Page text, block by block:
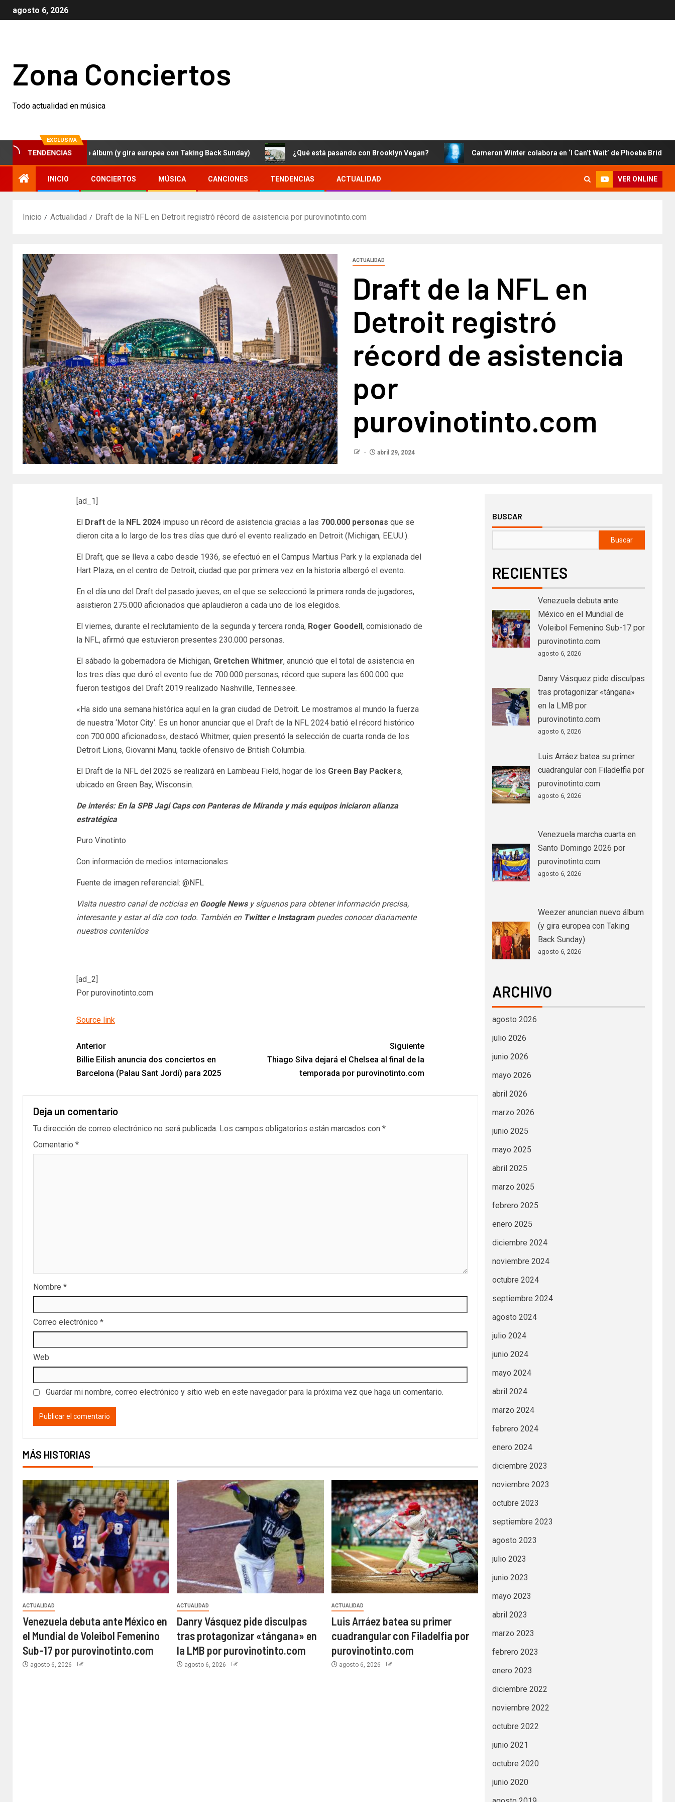
agosto 6, 2026
Zona Conciertos
Todo actualidad en música
EXCLUSIVA
TENDENCIAS
anuncian nuevo álbum (y gira europea con Taking Back Sunday) ¿Qué está pasando con Brooklyn Vegan? Cameron Winter colabora en ‘I Can’t Wait’ de Phoebe Bridgers
INICIO CONCIERTOS MÚSICA CANCIONES TENDENCIAS ACTUALIDAD VER ONLINE
Inicio Actualidad Draft de la NFL en Detroit registró récord de asistencia por purovinotinto.com
ACTUALIDAD
Draft de la NFL en
Detroit registró
récord de asistencia
por
purovinotinto.com
abril 29, 2024
[ad_1]
El Draft de laNFL 2024impuso un récord de asistencia gracias a las 700.000 personas que se
dieron cita a lo largo de los tres días que duró el evento realizado en Detroit (Michigan, EE.UU.).
El Draft, que se lleva a cabo desde 1936, se efectuó en el Campus Martius Park y la explanada del
Hart Plaza, en el centro de Detroit, ciudad que por primera vez en la historia albergó el evento.
En el día uno del Draft del pasado jueves, en el que se seleccionó la primera ronda de jugadores,
asistieron 275.000 aficionados que aplaudieron a cada uno de los elegidos.
El viernes, durante el reclutamiento de la segunda y tercera ronda, Roger Goodell , comisionado de
la NFL, afirmó que estuvieron presentes 230.000 personas.
El sábado la gobernadora de Michigan, Gretchen Whitmer, anunció que el total de asistencia en
los tres días que duró el evento fue de 700.000 personas, récord que supera las 600.000 que
fueron testigos del Draft 2019 realizado Nashville, Tennessee.
«Ha sido una semana histórica aquí en la gran ciudad de Detroit. Le mostramos al mundo la fuerza
de nuestra ‘Motor City’. Es un honor anunciar que el Draft de la NFL 2024 batió el récord histórico
con 700.000 aficionados», destacó Whitmer, quien presentó la selección de cuarta ronda de los
Detroit Lions, Giovanni Manu, tackle ofensivo de British Columbia.
El Draft de la NFL del 2025 se realizará en Lambeau Field, hogar de los Green Bay Packers,
ubicado en Green Bay, Wisconsin.
De interés: En la SPB Jagi Caps con Panteras de Miranda y más equipos iniciaron alianza
estratégica
Puro Vinotinto
Con información de medios internacionales
Fuente de imagen referencial: @NFL
Visita nuestro canal de noticias en Google Newsy síguenos para obtener información precisa,
interesante y estar al día con todo. También en TwittereInstagrampuedes conocer diariamente
nuestros contenidos
[ad_2]
Por purovinotinto.com
Source link
Anterior
Billie Eilish anuncia dos conciertos en
Barcelona (Palau Sant Jordi) para 2025
Siguiente
Thiago Silva dejará el Chelsea al final de la
temporada por purovinotinto.com
Deja un comentario
Tu dirección de correo electrónico no será publicada. Los campos obligatorios están marcados con *
Comentario *
Nombre *
Correo electrónico *
Web
Guardar mi nombre, correo electrónico y sitio web en este navegador para la próxima vez que haga un comentario.
MÁS HISTORIAS
ACTUALIDAD
Venezuela debuta ante México en
el Mundial de Voleibol Femenino
Sub-17 por purovinotinto.com
agosto 6, 2026
ACTUALIDAD
Danry Vásquez pide disculpas
tras protagonizar «tángana» en
la LMB por purovinotinto.com
agosto 6, 2026
ACTUALIDAD
Luis Arráez batea su primer
cuadrangular con Filadelfia por
purovinotinto.com
agosto 6, 2026
BUSCAR
Buscar
RECIENTES
Venezuela debuta ante
México en el Mundial de
Voleibol Femenino Sub-17 por
purovinotinto.com
agosto 6, 2026
Danry Vásquez pide disculpas
tras protagonizar «tángana»
en la LMB por
purovinotinto.com
agosto 6, 2026
Luis Arráez batea su primer
cuadrangular con Filadelfia por
purovinotinto.com
agosto 6, 2026
Venezuela marcha cuarta en
Santo Domingo 2026 por
purovinotinto.com
agosto 6, 2026
Weezer anuncian nuevo álbum
(y gira europea con Taking
Back Sunday)
agosto 6, 2026
ARCHIVO
agosto 2026
julio 2026
junio 2026
mayo 2026
abril 2026
marzo 2026
junio 2025
mayo 2025
abril 2025
marzo 2025
febrero 2025
enero 2025
diciembre 2024
noviembre 2024
octubre 2024
septiembre 2024
agosto 2024
julio 2024
junio 2024
mayo 2024
abril 2024
marzo 2024
febrero 2024
enero 2024
diciembre 2023
noviembre 2023
octubre 2023
septiembre 2023
agosto 2023
julio 2023
junio 2023
mayo 2023
abril 2023
marzo 2023
febrero 2023
enero 2023
diciembre 2022
noviembre 2022
octubre 2022
junio 2021
octubre 2020
junio 2020